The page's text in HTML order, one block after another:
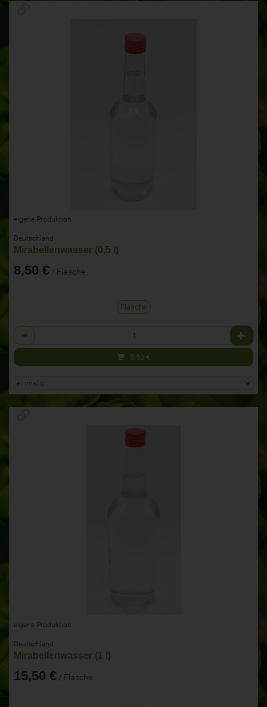
eigene Produktion
Deutschland
Mirabellenwasser (0,5 l)
8,50 € / Flasche
Flasche
Anzahl
8,50 €
eigene Produktion
Deutschland
Mirabellenwasser (1 l)
15,50 € / Flasche